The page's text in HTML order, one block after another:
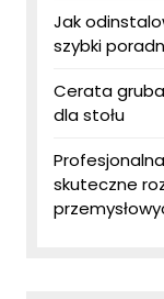
Jak
szybki
Cerata
dla stołu
skuteczne